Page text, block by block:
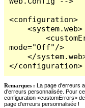
<configuration>
    <system.web>
        <customErrors
mode="Off"/>
    </system.web>
</configuration>
Remarques : La page d'erreurs
d'erreurs personnalisée. Pour
configuration <customErrors>
page d'erreurs personnalisée !